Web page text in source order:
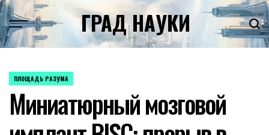
Skip
to
content
ГРАД НАУКИ
POSTED
ПЛОЩАДЬ РАЗУМА
Миниатюрный мозговой